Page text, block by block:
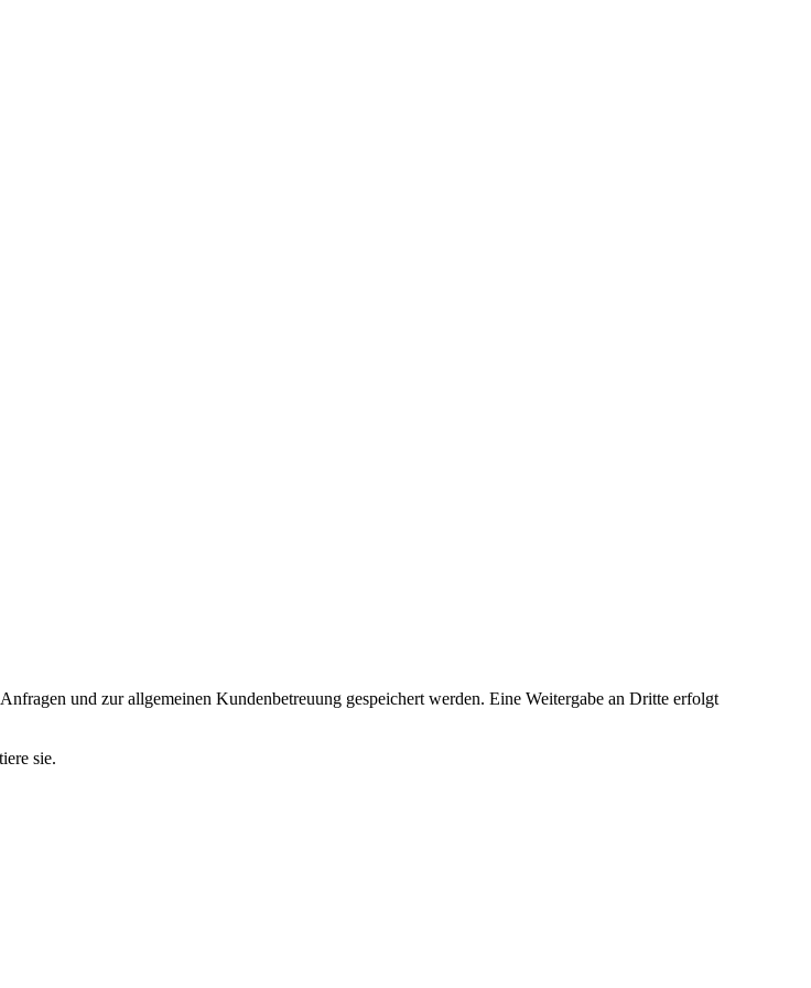
und zur allgemeinen Kundenbetreuung gespeichert werden. Eine Weitergabe an Dritte erfolgt
sie.